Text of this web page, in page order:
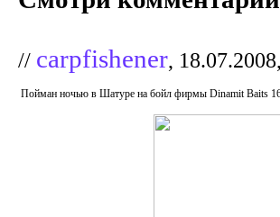
// carpfishener,
Пойман ночью в Шатуре на бойл фирмы Dinamit Baits